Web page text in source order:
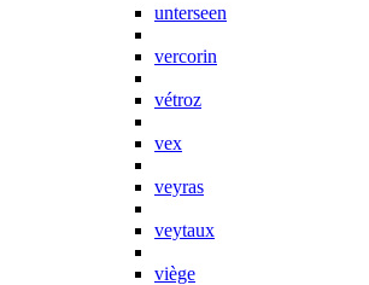
unterseen
vercorin
vétroz
vex
veyras
veytaux
viège